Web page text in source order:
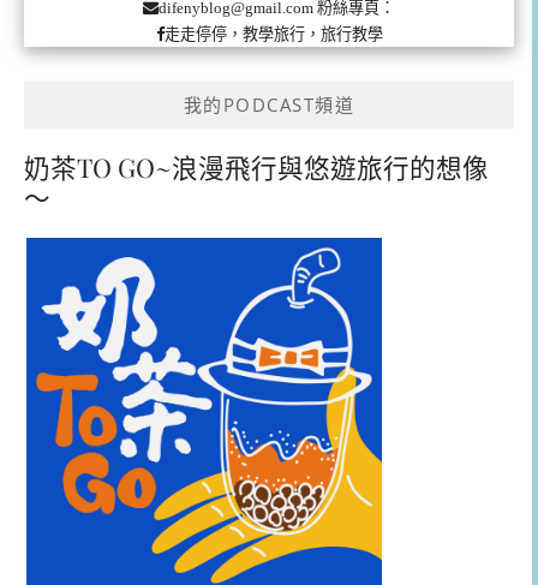
difenyblog@gmail.com 粉絲專頁：
走走停停，教學旅行，旅行教學
我的PODCAST頻道
奶茶TO GO~浪漫飛行與悠遊旅行的想像
～